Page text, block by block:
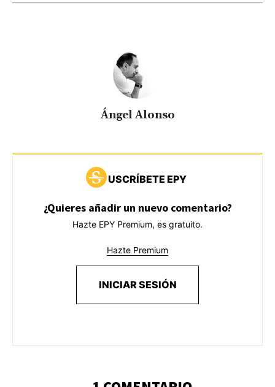
Ángel Alonso
USCRÍBETE EPY
¿Quieres añadir un nuevo comentario?
Hazte EPY Premium, es gratuito.
Hazte Premium
INICIAR SESIÓN